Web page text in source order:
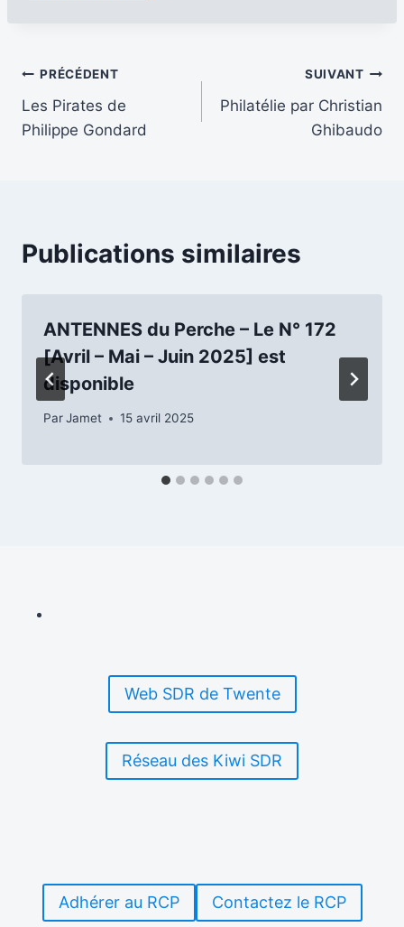
Navigation
de
PRÉCÉDENT
Les Pirates de
Philippe Gondard
SUIVANT
Philatélie par Christian
Ghibaudo
Publications similaires
ANTENNES du Perche – Le N° 172
[Avril – Mai – Juin 2025] est
disponible
ParJamet 15 avril 2025
Web SDR de Twente
Réseau des Kiwi SDR
Adhérer au RCP Contactez le RCP